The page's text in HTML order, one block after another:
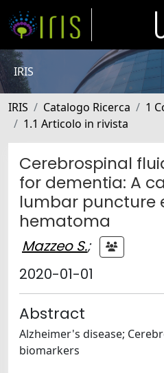
IRIS
IRIS Catalogo Ricerca
1
1.1 Articolo in rivista
Cerebrospinal
for dementia: A
lumbar puncture
hematoma
Mazzeo S.;
2020-01-01
Abstract
Alzheimer's disease;
biomarkers